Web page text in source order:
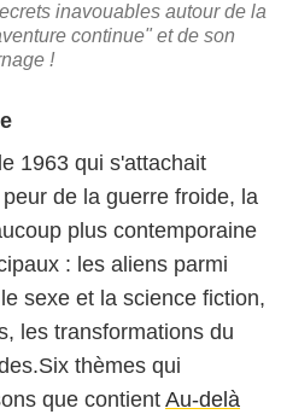
inavouables autour de la
continue" et de son
!
1963 qui s'attachait
de la guerre froide, la
plus contemporaine
: les aliens parmi
sexe et la science fiction,
les transformations du
thèmes qui
que contient Au-delà